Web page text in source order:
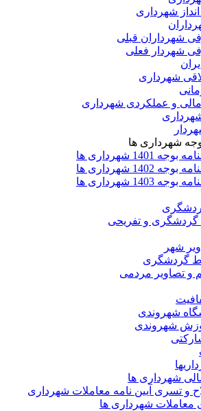
شهرداری
شهرداران قبلی
شهردار فعلی
شهرداری
و عملکردی شهرداری
شهرداری ها
1401 شهرداری ها
1402 شهرداری ها
1403 شهرداری ها
گردشگری و تفریحی
شهر
گردشگری
و تصاویر مردمی
شهروندی
شهروندی
شهرداری ها
و تسری آیین نامه معاملات شهرداری
ی معاملات شهرداری ها